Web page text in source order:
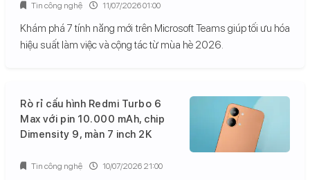
Khám phá 7 tính năng mới trên Microsoft Teams giúp tối ưu hóa
hiệu suất làm việc và cộng tác từ mùa hè 2026.
Tin công nghệ 11/07/2026 01:00
Rò rỉ cấu hình Redmi Turbo 6
Max với pin 10.000 mAh, chip
Dimensity 9, màn 7 inch 2K
Tin công nghệ 10/07/2026 21:00